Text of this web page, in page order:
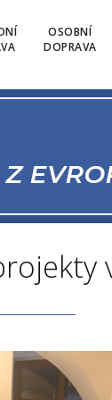
OSOBNÍ
DOPRAVA